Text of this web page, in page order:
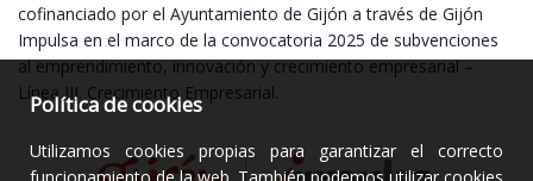
Política de cookies
Utilizamos cookies propias para garantizar el correcto
cofinanciado por el Ayuntamiento de Gijón a través de Gijón
Impulsa en el marco de la convocatoria 2025 de subvenciones
al emprendimiento, innovación y crecimiento empresarial –
Línea III. Crecimiento Empresarial.